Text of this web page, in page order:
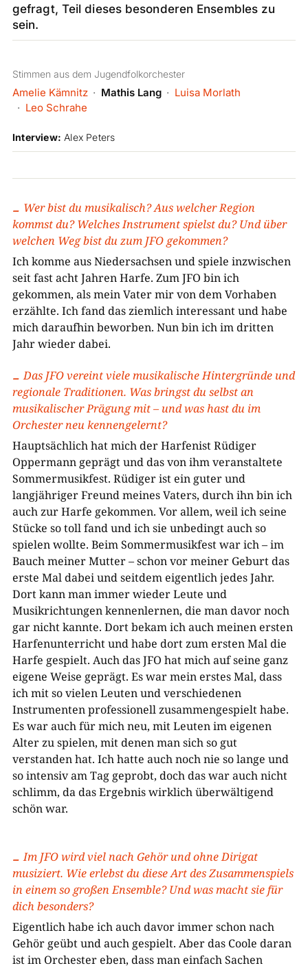
gefragt, Teil dieses besonderen Ensembles zu
sein.
Stimmen aus dem Jugendfolkorchester
Amelie Kämnitz Mathis Lang
Luisa Morlath
Leo Schrahe
Interview: Alex Peters
Wer bist du musikalisch? Aus welcher Region
kommst du? Welches Instrument spielst du? Und über
welchen Weg bist du zum JFO gekommen?
Ich komme aus Niedersachsen und spiele inzwischen
seit fast acht Jahren Harfe. Zum JFO bin ich
gekommen, als mein Vater mir von dem Vorhaben
erzählte. Ich fand das ziemlich interessant und habe
mich daraufhin beworben. Nun bin ich im dritten
Jahr wieder dabei.
Das JFO vereint viele musikalische Hintergründe und
regionale Traditionen. Was bringst du selbst an
musikalischer Prägung mit – und was hast du im
Orchester neu kennengelernt?
Hauptsächlich hat mich der Harfenist Rüdiger
Oppermann geprägt und das von ihm veranstaltete
Sommermusikfest. Rüdiger ist ein guter und
langjähriger Freund meines Vaters, durch ihn bin ich
auch zur Harfe gekommen. Vor allem, weil ich seine
Stücke so toll fand und ich sie unbedingt auch so
spielen wollte. Beim Sommermusikfest war ich – im
Bauch meiner Mutter – schon vor meiner Geburt das
erste Mal dabei und seitdem eigentlich jedes Jahr.
Dort kann man immer wieder Leute und
Musikrichtungen kennenlernen, die man davor noch
gar nicht kannte. Dort bekam ich auch meinen ersten
Harfenunterricht und habe dort zum ersten Mal die
Harfe gespielt. Auch das JFO hat mich auf seine ganz
eigene Weise geprägt. Es war mein erstes Mal, dass
ich mit so vielen Leuten und verschiedenen
Instrumenten professionell zusammengespielt habe.
Es war auch für mich neu, mit Leuten im eigenen
Alter zu spielen, mit denen man sich so gut
verstanden hat. Ich hatte auch noch nie so lange und
so intensiv am Tag geprobt, doch das war auch nicht
schlimm, da das Ergebnis wirklich überwältigend
schön war.
Im JFO wird viel nach Gehör und ohne Dirigat
musiziert. Wie erlebst du diese Art des Zusammenspiels
in einem so großen Ensemble? Und was macht sie für
dich besonders?
Eigentlich habe ich auch davor immer schon nach
Gehör geübt und auch gespielt. Aber das Coole daran
ist im Orchester eben, dass man einfach Sachen